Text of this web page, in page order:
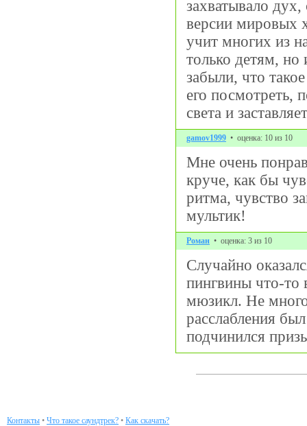
захватывало
версии мировых
учит многих из
только детям,
забыли, что
его посмотреть,
света и
gamov1999 • оценка: 10 из 10
Мне очень
круче, как бы
ритма, чувство
мультик!
Роман • оценка: 3 из 10
Случайно
пингвины что-
мюзикл. Не
расслабления
подчинился
Контакты • Что такое саундтрек? • Как скачать?